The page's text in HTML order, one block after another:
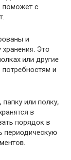
поможет с
и
Это
или другие
и
или полку,
в
порядок в
периодическую